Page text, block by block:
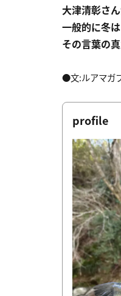
大津清彰さ
一般的に冬
その言葉の
●文:ルアマガ
profile